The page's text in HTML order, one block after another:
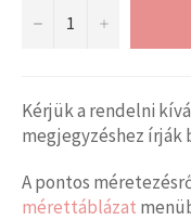
− +
Kérjük a rendelni
megjegyzéshez írják
A pontos
mérettáblázat